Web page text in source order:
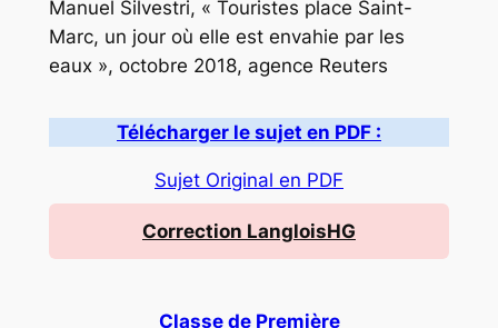
Manuel Silvestri, « Touristes place Saint-
Marc, un jour où elle est envahie par les
eaux », octobre 2018, agence Reuters
Télécharger le sujet en PDF :
Sujet Original en PDF
Correction LangloisHG
Classe de Première